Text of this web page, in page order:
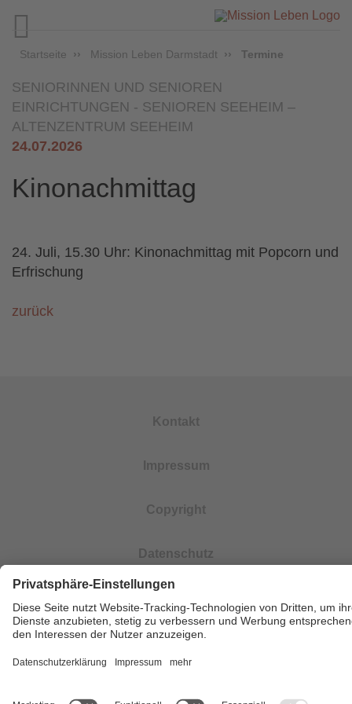

Startseite Mission Leben Darmstadt Termine
SENIORINNEN UND SENIOREN
EINRICHTUNGEN - SENIOREN SEEHEIM –
ALTENZENTRUM SEEHEIM
24.07.2026
Kinonachmittag
24. Juli, 15.30 Uhr: Kinonachmittag mit Popcorn und
Erfrischung
zurück
Kontakt
Impressum
Copyright
Datenschutz